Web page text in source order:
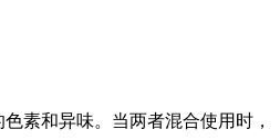
素和异味。当两者混合使用时，